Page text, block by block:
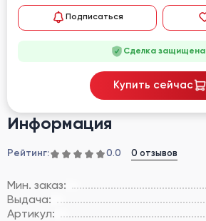
Информация
Рейтинг: 0.0 0 отзывов
Мин. заказ:
Выдача:
Артикул:
Подписаться
Сделка защищена
Купить сейчас